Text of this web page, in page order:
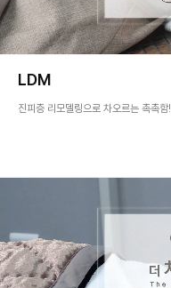
LDM
진피층 리모델링으로 차오르는 촉촉함!